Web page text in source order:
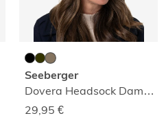
Seeberger
Dovera Headsock Damenmütze
29,95 €